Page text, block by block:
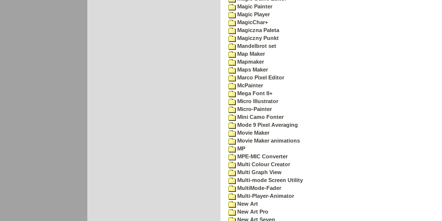
Magic Painter
Magic Player
MagicChar+
Magiczna Paleta
Magiczny Punkt
Mandelbrot set
Map Maker
Mapmaker
Maps Maker
Marco Pixel Editor
McPainter
Mega Font II+
Micro Illustrator
Micro-Painter
Mini Camo Fonter
Mode 9 Pixel Averaging
Movie Maker
Movie Maker animations
MP
MPE-MIC Converter
Multi Colour Creator
Multi Graph View
Multi-mode Screen Utility
MultiMode-Fader
Multi-Player-Animator
New Art
New Art Pro
New Art Seven